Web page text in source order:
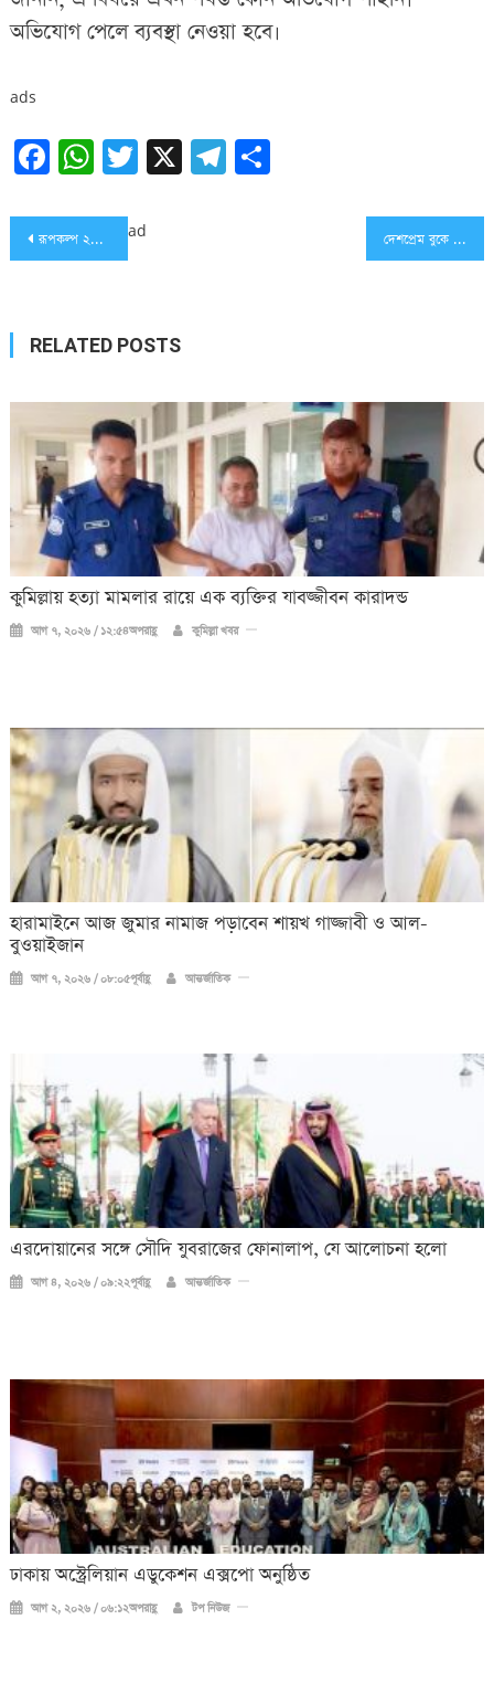
অভিযোগ পেলে ব্যবস্থা নেওয়া হবে৷
ads
Facebook
WhatsApp
Twitter
X Telegram
Share
Post
রূপকল্প ২০৪১ বাস্তবায়নের কারিগর শিক্ষার্থীরা: শিক্ষামন্ত্রী দীপু মনি দেশপ্রেম বুকে লালন করে সু-শিক্ষায় শিক্ষিত হয়ে ভাল মানুষ হতে হবে: জয়নুল আবেদীন
ad
RELATED POSTS
কুমিল্লায় হত্যা মামলার রায়ে এক ব্যক্তির যাবজ্জীবন কারাদন্ড
আগ ৭, ২০২৬ / ১২:৫৪অপরাহ্ণ কুমিল্লা খবর
হারামাইনে আজ জুমার নামাজ পড়াবেন শায়খ গাজ্জাবী ও আল-
বুওয়াইজান
আগ ৭, ২০২৬ / ০৮:০৫পূর্বাহ্ণ আন্তর্জাতিক
এরদোয়ানের সঙ্গে সৌদি যুবরাজের ফোনালাপ, যে আলোচনা হলো
আগ ৪, ২০২৬ / ০৯:২২পূর্বাহ্ণ আন্তর্জাতিক
ঢাকায় অস্ট্রেলিয়ান এডুকেশন এক্সপো অনুষ্ঠিত
আগ ২, ২০২৬ / ০৬:১২অপরাহ্ণ টপ নিউজ